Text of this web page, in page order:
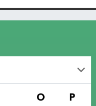
O P